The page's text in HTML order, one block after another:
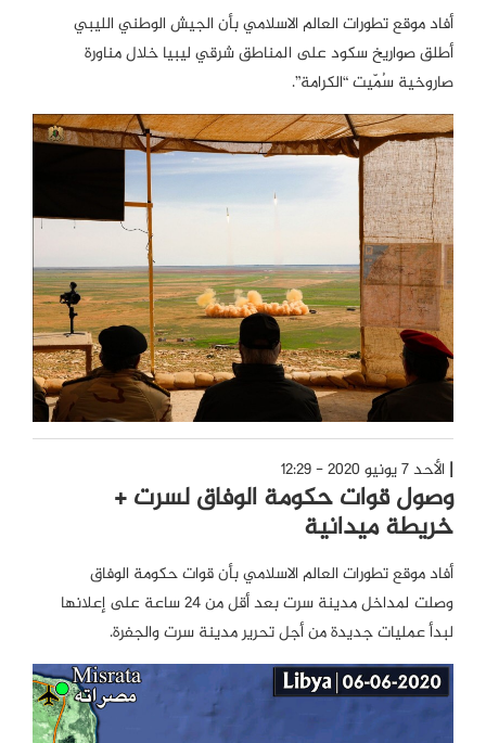
أفاد موقع تطورات العالم الاسلامي بأن الجيش الوطني الليبي
أطلق صواريخ سكود على المناطق شرقي ليبيا خلال مناورة
صاروخية سُمّيت “الكرامة”.
الأحد 7 يونيو 2020 - 12:29
وصول قوات حكومة الوفاق لسرت +
خريطة ميدانية
أفاد موقع تطورات العالم الاسلامي بأن قوات حكومة الوفاق
وصلت لمداخل مدينة سرت بعد أقل من 24 ساعة على إعلانها
لبدأ عمليات جديدة من أجل تحرير مدينة سرت والجفرة.